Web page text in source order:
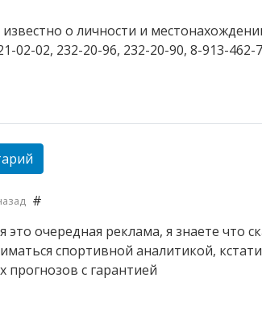
о личности и
02-02, 232-20-96, 232-20-90, 8-913-
#
это очередная реклама, я знаете что
спортивной аналитикой,
прогнозов с гарантией